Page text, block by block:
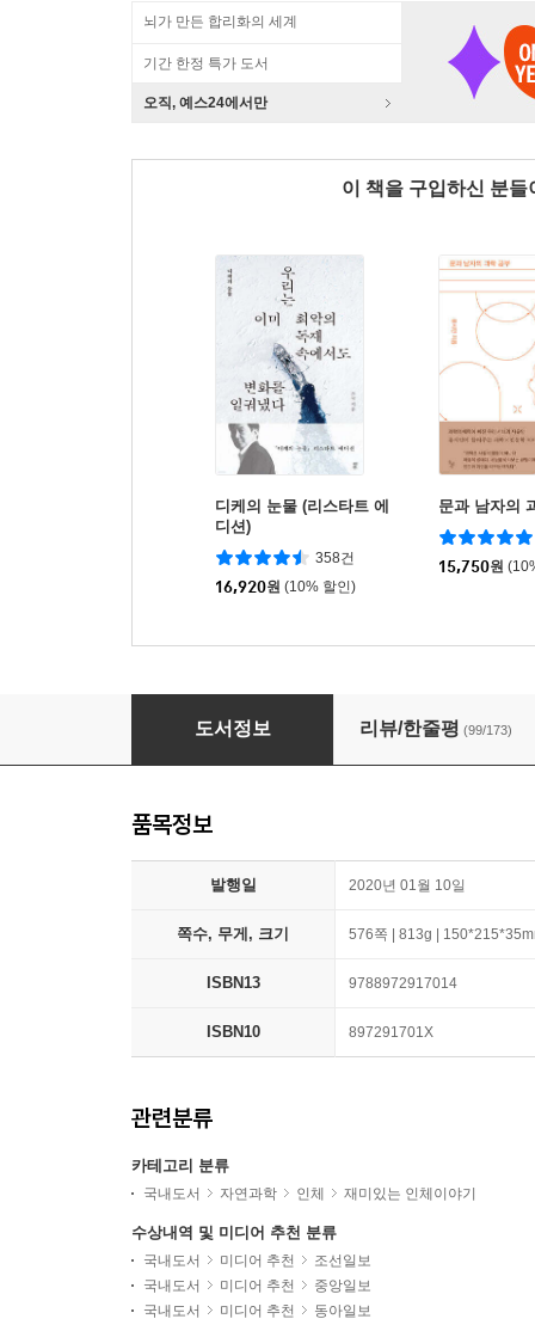
뇌가 만든 합리화의 세계
기간 한정 특가 도서
오직, 예스24에서만
이 책을 구입하신 분
디케의 눈물 (리스타트 에
디션)
358건
16,920원 (10% 할인)
문과 남자의
15,750원
바디 : 우리 몸 안내서
도서정보 리뷰/한줄평 (99/173)
품목정보
발행일 2020년 01월 10일
쪽수, 무게, 크기 576쪽 | 813g |
ISBN13 9788972917014
ISBN10 897291701X
관련분류
카테고리 분류
국내도서 자연과학 인체 재미있는 인체이야기
수상내역 및 미디어 추천 분류
국내도서 미디어 추천
조선일보
국내도서
미디어 추천
중앙일보
국내도서
미디어 추천 동아일보